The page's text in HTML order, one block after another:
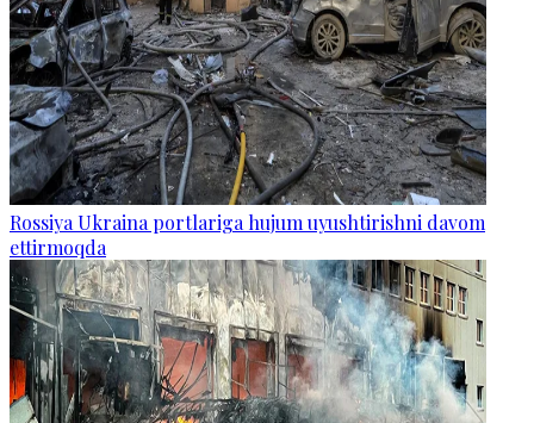
Rossiya Ukraina portlariga hujum uyushtirishni davom
ettirmoqda